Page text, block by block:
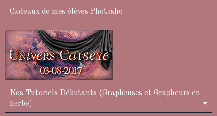
Cadeaux de mes élèves Photosho
Nos Tutoriels Débutants (Grapheuses et Grapheurs en
herbe)